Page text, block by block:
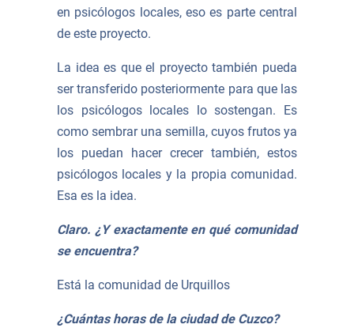
en psicólogos locales, eso es parte central
de este proyecto.
La idea es que el proyecto también pueda
ser transferido posteriormente para que las
los psicólogos locales lo sostengan. Es
como sembrar una semilla, cuyos frutos ya
los puedan hacer crecer también, estos
psicólogos locales y la propia comunidad.
Esa es la idea.
Claro. ¿Y exactamente en qué comunidad
se encuentra?
Está la comunidad de Urquillos
¿Cuántas horas de la ciudad de Cuzco?